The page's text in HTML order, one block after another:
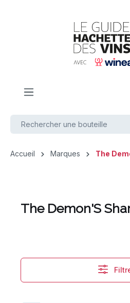
Accueil Marques The
The Demon'S